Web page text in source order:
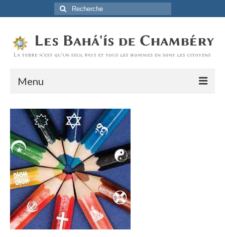
Rechercher
:
Menu
Accueil
La Foi Baha’ie
L’Histoire
Être Baha’i au quotidien
Un débordement d’actions
Actualités